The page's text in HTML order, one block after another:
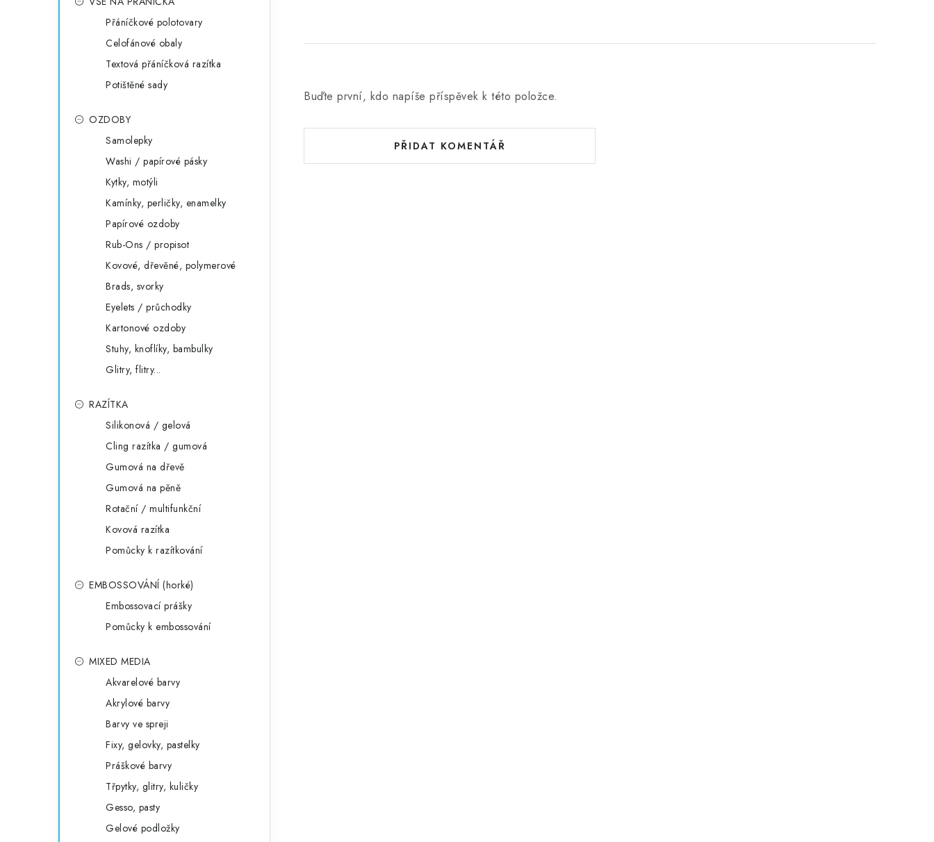
Přáníčkové polotovary
Celofánové obaly
Textová přáníčková razítka
Potištěné sady
OZDOBY
Samolepky
Washi / papírové pásky
Kytky, motýli
Kamínky, perličky, enamelky
Papírové ozdoby
Rub-Ons / propisot
Kovové, dřevěné, polymerové
Brads, svorky
Eyelets / průchodky
Kartonové ozdoby
Stuhy, knoflíky, bambulky
Glitry, flitry...
RAZÍTKA
Silikonová / gelová
Cling razítka / gumová
Gumová na dřevě
Gumová na pěně
Rotační / multifunkční
Kovová razítka
Pomůcky k razítkování
EMBOSSOVÁNÍ (horké)
Embossovací prášky
Pomůcky k embossování
MIXED MEDIA
Akvarelové barvy
Akrylové barvy
Barvy ve spreji
Fixy, gelovky, pastelky
Práškové barvy
Třpytky, glitry, kuličky
Gesso, pasty
Gelové podložky
Buďte první, kdo napíše příspěvek k této položce.
PŘIDAT KOMENTÁŘ